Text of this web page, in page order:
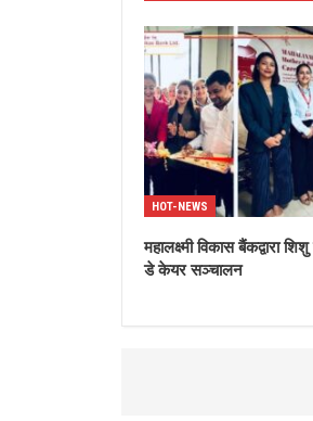
HOT-NEWS
महालक्ष्मी विकास बैंकद्वारा
डे केयर सञ्चालन